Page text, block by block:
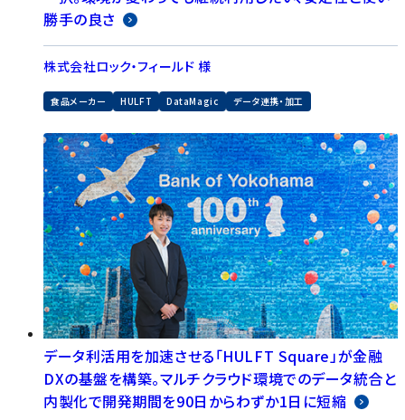
勝手の良さ
株式会社ロック・フィールド 様
食品メーカー HULFT DataMagic データ連携・加工
データ利活用を加速させる「HULFT Square」が金融
DXの基盤を構築。マルチクラウド環境でのデータ統合と
内製化で開発期間を90日からわずか1日に短縮